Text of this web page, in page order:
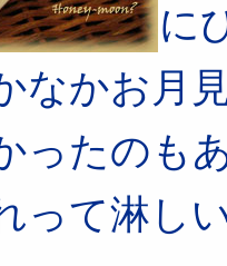
に
なかお月
ったのも
って淋し